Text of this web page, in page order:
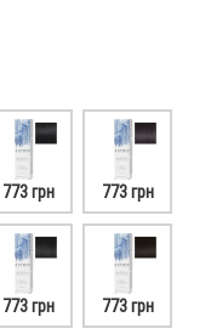
773 грн 773 грн
773 грн 773 грн